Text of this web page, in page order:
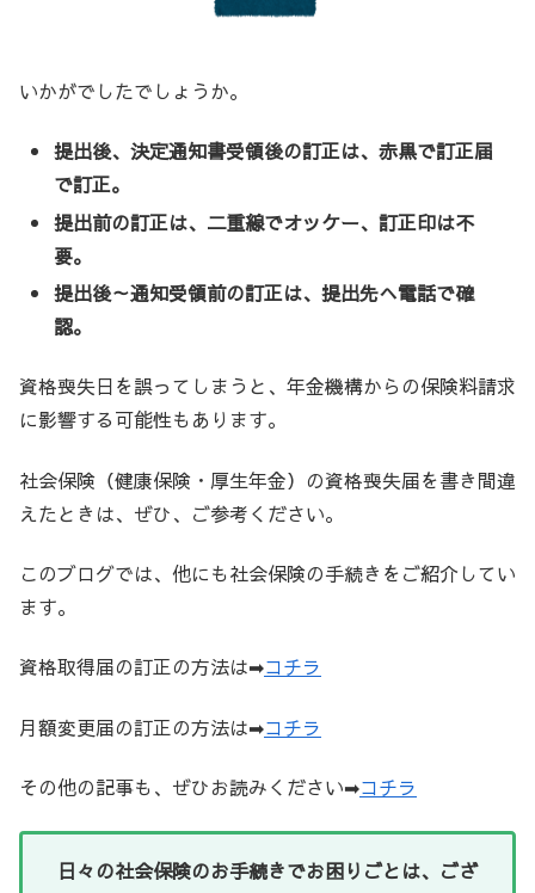
いかがでしたでしょうか。
提出後、決定通知書受領後の訂正は、赤黒で訂正届
で訂正。
提出前の訂正は、二重線でオッケー、訂正印は不
要。
提出後～通知受領前の訂正は、提出先へ電話で確
認。
資格喪失日を誤ってしまうと、年金機構からの保険料請求
に影響する可能性もあります。
社会保険（健康保険・厚生年金）の資格喪失届を書き間違
えたときは、ぜひ、ご参考ください。
このブログでは、他にも社会保険の手続きをご紹介してい
ます。
資格取得届の訂正の方法は➡コチラ
月額変更届の訂正の方法は➡コチラ
その他の記事も、ぜひお読みください➡コチラ
日々の社会保険のお手続きでお困りごとは、ござ